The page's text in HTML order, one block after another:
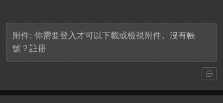
附件: 你需要登入 才可以下載或檢視附件。沒有帳
號？ 註冊